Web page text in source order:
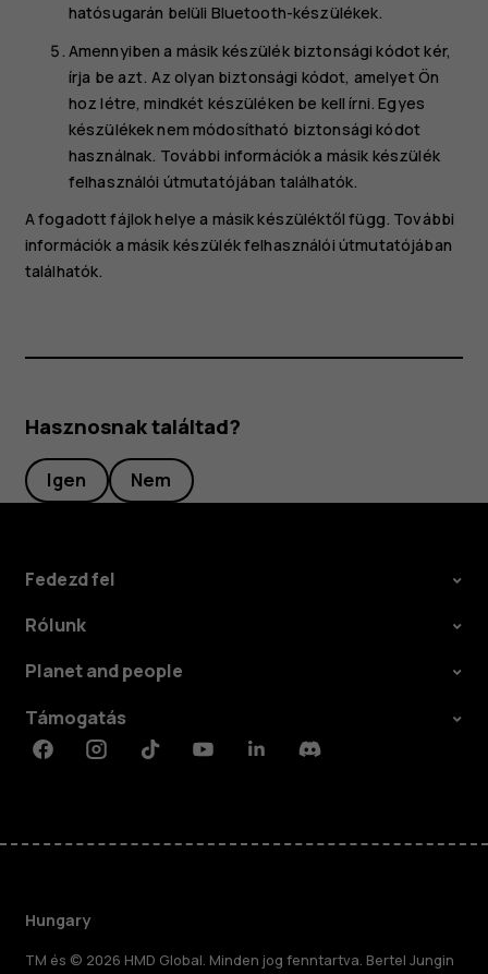
hatósugarán belüli Bluetooth-készülékek.
Amennyiben a másik készülék biztonsági kódot kér,
írja be azt. Az olyan biztonsági kódot, amelyet Ön
hoz létre, mindkét készüléken be kell írni. Egyes
készülékek nem módosítható biztonsági kódot
használnak. További információk a másik készülék
felhasználói útmutatójában találhatók.
A fogadott fájlok helye a másik készüléktől függ. További
információk a másik készülék felhasználói útmutatójában
találhatók.
Hasznosnak találtad?
Igen Nem
Fedezd fel
Rólunk
Planet and people
Támogatás
FacebookInstagramTiktokYoutubeLinkedinDiscord
Hungary
TM és © 2026 HMD Global. Minden jog fenntartva. Bertel Jungin